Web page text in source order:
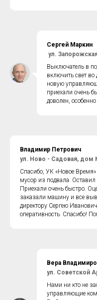
Сергей Маркин
ул.
Выключатель в
включить свет
новую
приехали очень
доволен,
Владимир Петрович
ул. Ново - Садовая, дом
Спасибо, УК «Новое
мусор из подвала. Оставил
Приехали очень быстро.
заказали машину и все
директору Сергею
оперативность. Спасибо!
Вера
ул. Советской
Нами ни кто не
управляющие